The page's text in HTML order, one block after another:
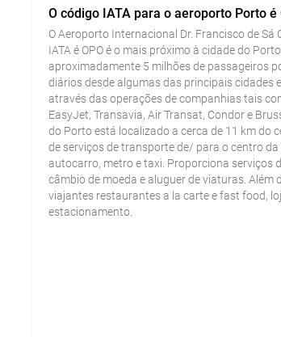
O código IATA para o aeroporto Porto é
O Aeroporto Internacional Dr. Francisco de Sá
IATA é OPO é o mais próximo à cidade do
aproximadamente 5 milhões de passageiros
diários desde algumas das principais cidades
através das operações de companhias tais
EasyJet, Transavia, Air Transat, Condor e
do Porto está localizado a cerca de 11 km do
de serviços de transporte de/ para o centro
autocarro, metro e taxi. Proporciona serviços
câmbio de moeda e aluguer de viaturas. Além
viajantes restaurantes a la carte e fast food,
estacionamento.